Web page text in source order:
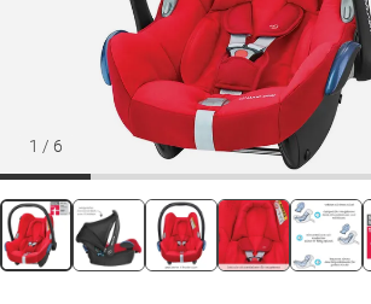
1 / 6